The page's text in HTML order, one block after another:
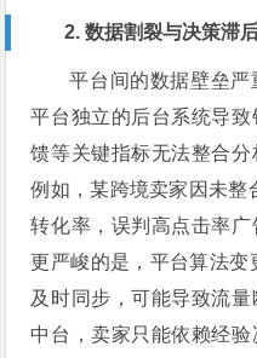
2. 数据割裂与决策滞
平台间的数据壁垒
平台独立的后台系统导
馈等关键指标无法整合分
例如，某跨境卖家因未整
转化率，误判高点击率广
更严峻的是，平台算法
及时同步，可能导致流
中台，卖家只能依赖经